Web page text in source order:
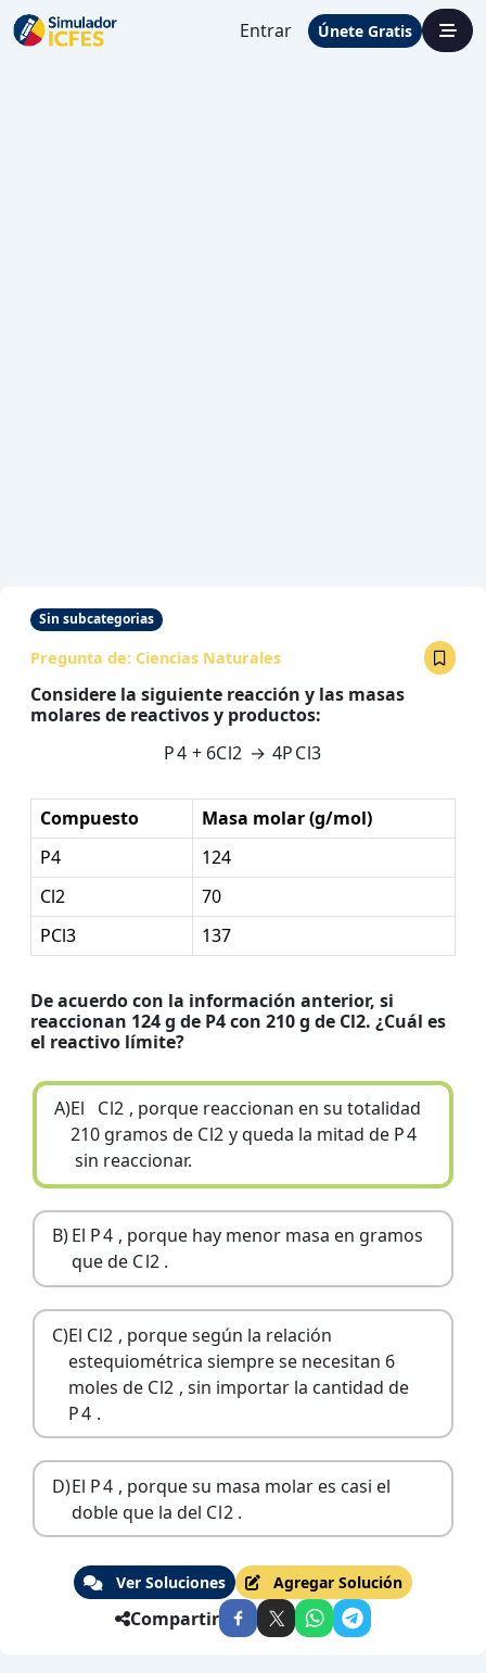
Entrar Únete Gratis
Sin subcategorias
Pregunta de: Ciencias Naturales
Considere la siguiente reacción y las masas
molares de reactivos y productos:
P4 +6Cl2 → 4PCl3
Compuesto
Masa molar (g/mol)
P4
124
Cl2
70
PCl3
137
De acuerdo con la información anterior, si
reaccionan 124 g de P4 con 210 g de Cl2. ¿Cuál es
el reactivo límite?
A)El Cl2 , porque reaccionan en su totalidad
210 gramos de Cl2 y queda la mitad de P4
sin reaccionar.
B)El P4 , porque hay menor masa en gramos
que de Cl2 .
C)El Cl2 , porque según la relación
estequiométrica siempre se necesitan 6
moles de Cl2 , sin importar la cantidad de
P4 .
D)El P4 , porque su masa molar es casi el
doble que la del Cl2 .
Ver Soluciones Agregar Solución
Compartir